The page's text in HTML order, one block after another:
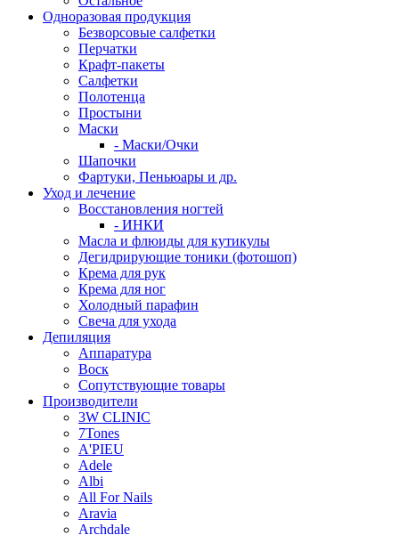
Одноразовая продукция
Безворсовые салфетки
Перчатки
Крафт-пакеты
Салфетки
Полотенца
Простыни
Маски
- Маски/Очки
Шапочки
Фартуки, Пеньюары и др.
Уход и лечение
Восстановления ногтей
- ИНКИ
Масла и флюиды для кутикулы
Дегидрирующие тоники (фотошоп)
Крема для рук
Крема для ног
Холодный парафин
Свеча для ухода
Депиляция
Аппаратура
Воск
Сопутствующие товары
Производители
3W CLINIC
7Tones
A'PIEU
Adele
Albi
All For Nails
Aravia
Archdale